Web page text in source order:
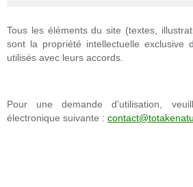
Tous les éléments du site (textes,
sont la propriété intellectuelle exclusive
utilisés avec leurs accords.
Pour une demande d'utilisation,
électronique suivante :